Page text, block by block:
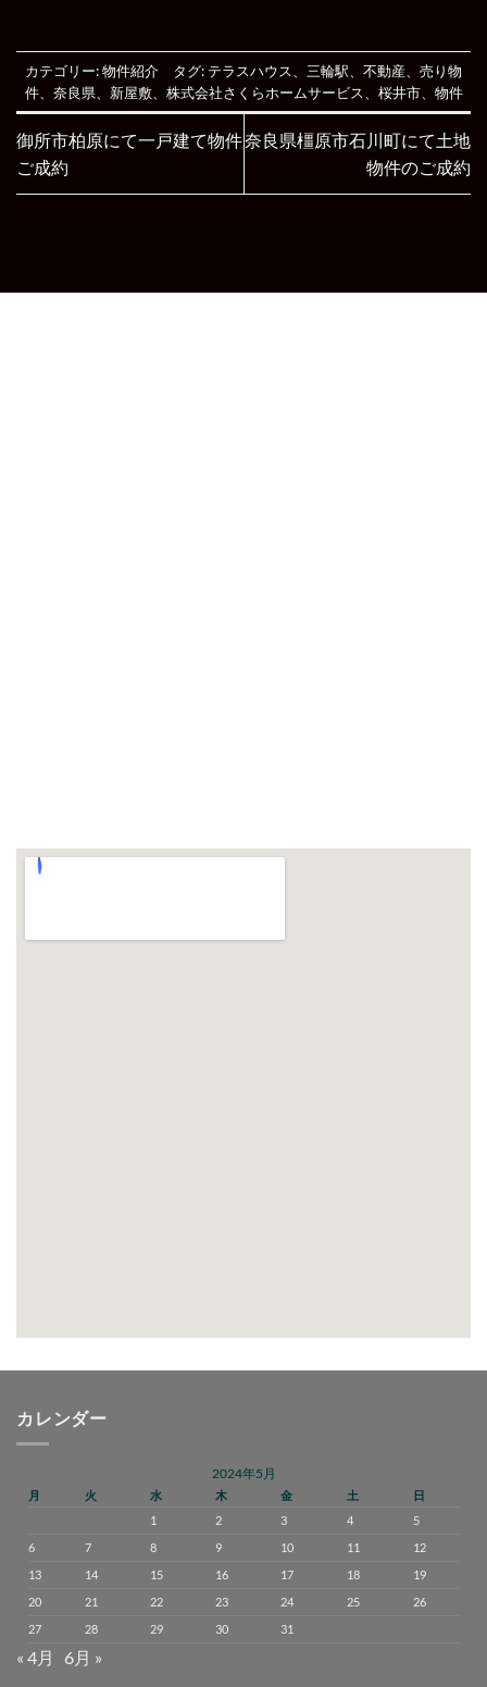
カテゴリー:物件紹介 タグ: テラスハウス 三輪駅 不動産
売り物
件、 奈良県、 新屋敷、 株式会社さくらホームサービス 桜井市、 物件
御所市柏原にて一戸建て物件
ご成約
奈良県橿原市石川町にて土地
物件のご成約
カレンダー
2024年5月
月 火 水 木 金 土
日
1
2 3 4
5
6
7 8 9 10 11
12
13
14 15 16 17 18
19
20
21 22 23 24 25
26
27
28 29 30 31
« 4月 6月 »